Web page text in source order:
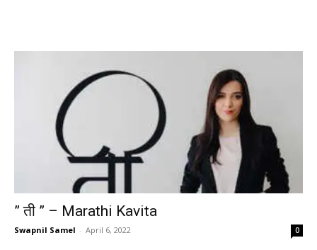
” ती ” – Marathi Kavita
Swapnil Samel - April 6, 2022 0